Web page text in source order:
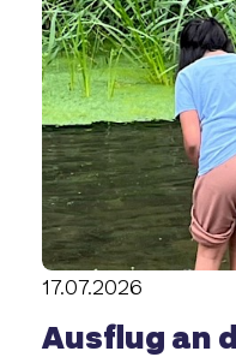
17.07.2026
Ausflug an